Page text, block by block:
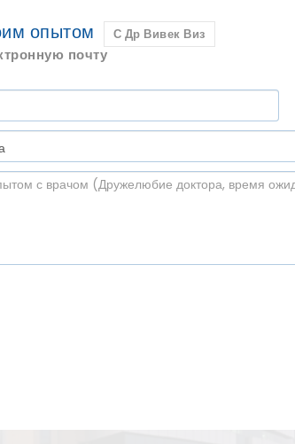
опытом С Др Вивек Виз
почту